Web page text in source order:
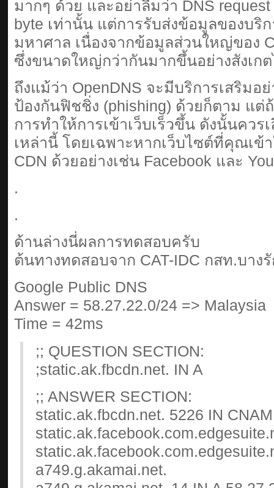
มากๆ ด้วย และอย่าลืมว่า DNS
byte เท่านั้น แต่การรับส่งข้อมูลของบริ
มหาศาล เนื่องจากข้อมูลส่วนใหญ่ของ
ซึ่งขนาดใหญ่กว่ากันมากขึ้นอย่างสังเก
ถึงแม้ว่า OpenDNS จะมีบริการเสริมอ
ป้องกันฟิชชิ่ง (phishing) ด้วยก็ตาม แ
การทำให้การเข้าเว็บเร็วขึ้น ดังนั้นควร
เหล่านี้ โดยเฉพาะหากเว็บไซต์ที่คุณเข้
CDN ด้วยอย่างเช่น Facebook และ
.
.
ด้านล่างนี่ผลการทดสอบครับ
ต้นทางทดสอบจาก CAT-IDC กสท.บาง
Google Public DNS
Answer = 58.27.22.0/24 => Malaysia
Time = 42ms
;; QUESTION SECTION:
;static.ak.fbcdn.net. IN A
;; ANSWER SECTION:
static.ak.fbcdn.net. 5226 IN
a749.g.akamai.net.